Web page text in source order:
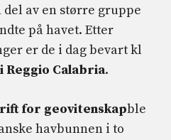
av en større gruppe
på havet. Etter
er de i dag bevart kl
Reggio Calabria.
for geovitenskapble
havbunnen i to